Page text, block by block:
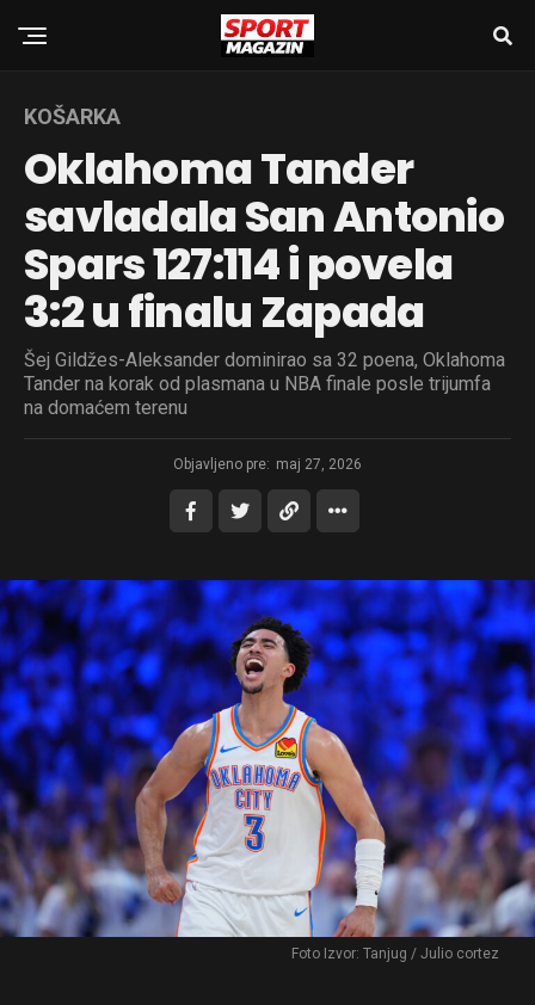
KOŠARKA
Oklahoma Tander
savladala San Antonio
Spars 127:114 i povela
3:2 u finalu Zapada
Šej Gildžes-Aleksander dominirao sa 32 poena, Oklahoma
Tander na korak od plasmana u NBA finale posle trijumfa
na domaćem terenu
Objavljeno pre: maj 27, 2026
Foto Izvor: Tanjug / Julio cortez